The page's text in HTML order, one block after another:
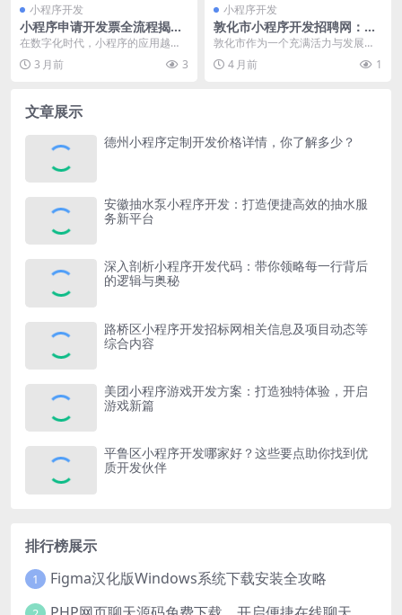
小程序开发
小程序申请开发票全流程揭
秘，轻松掌握开票方法
在数字化时代，小程序的应用越来
越广泛，它为人们的生活和工作带
来了极大的便利。其中...
3 月前 3
小程序开发
敦化市小程序开发招聘网：汇
聚人才，开启开发新征程
敦化市作为一个充满活力与发展潜
力的城市，在数字化浪潮的推动
下，各行业对互联网技术...
4 月前 1
文章展示
德州小程序定制开发价格详情，你了解多少？
安徽抽水泵小程序开发：打造便捷高效的抽水服
务新平台
深入剖析小程序开发代码：带你领略每一行背后
的逻辑与奥秘
路桥区小程序开发招标网相关信息及项目动态等
综合内容
美团小程序游戏开发方案：打造独特体验，开启
游戏新篇
平鲁区小程序开发哪家好？这些要点助你找到优
质开发伙伴
排行榜展示
1 Figma汉化版Windows系统下载安装全攻略